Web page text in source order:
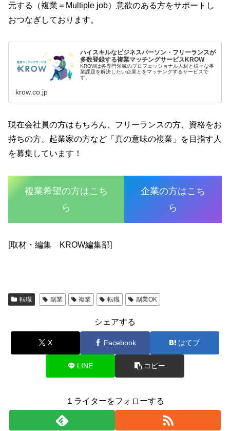
元する（複業＝Multiple job）意欲のある方をサポートし
おつなぎしております。
ハイスキルなビジネスパーソン・フリーランスが
多数登録する複業マッチングサービスKROW
KROWは各専門領域のプロフェッショナル人材と様々な事
業課題を解決したい企業とをマッチングするサービスで
す。
krow.co.jp
現在会社員の方はもちろん、フリーランスの方、資格をお
持ちの方、起業家の方など「真の意味の複業」を目指す人
を募集しています！
複業希望の方はこち
ら
企業の方はこち
ら
[取材・編集 KROW編集部]
転職 副業 複業 転職 副業OK
シェアする
X Facebook はてブ
LINE コピー
１ライターをフォローする